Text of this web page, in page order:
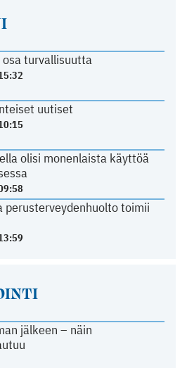
osa turvallisuutta
uutiset
olisi monenlaista käyttöä
perusterveydenhuolto toimii
jälkeen – näin